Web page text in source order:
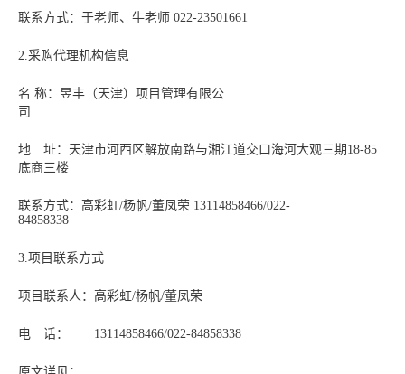
联系方式：于老师、牛老师 022-23501661
2.采购代理机构信息
名 称：昱丰（天津）项目管理有限公
司
地 址：天津市河西区解放南路与湘江道交口海河大观三期18-85
底商三楼
联系方式：高彩虹/杨帆/董凤荣 13114858466/022-
84858338
3.项目联系方式
项目联系人：高彩虹/杨帆/董凤荣
电 话： 13114858466/022-84858338